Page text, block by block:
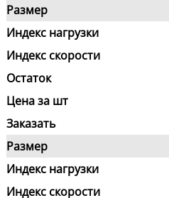
Размер
Индекс нагрузки
Индекс скорости
Остаток
Цена за шт
Заказать
Размер
Индекс нагрузки
Индекс скорости